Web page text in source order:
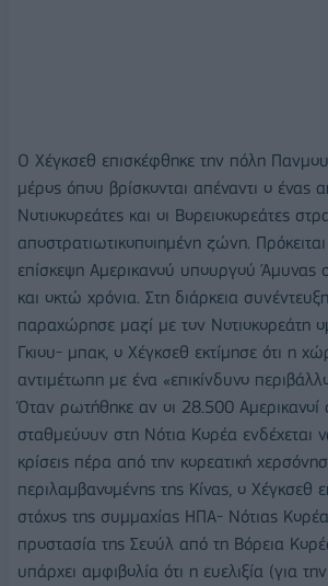
Ο Χέγκσεθ επισκέφθηκε την πόλη
μέρος όπου βρίσκονται απέναντι ο ένας
Νοτιοκορεάτες και οι Βορειοκορεάτες
αποστρατιωτικοποιημένη ζώνη.
επίσκεψη Αμερικανού υπουργού Άμυνας
και οκτώ χρόνια. Στη διάρκεια
παραχώρησε μαζί με τον Νοτιοκορεάτη
Γκιου- μπακ, ο Χέγκσεθ εκτίμησε ότι η
αντιμέτωπη με ένα «επικίνδυνο
Όταν ρωτήθηκε αν οι 28.500 Αμερικανοί
σταθμεύουν στη Νότια Κορέα ενδέχεται
κρίσεις πέρα από την κορεατική
περιλαμβανομένης της Κίνας, ο Χέγκσεθ
στόχος της συμμαχίας ΗΠΑ- Νότιας
προστασία της Σεούλ από τη Βόρεια
υπάρχει αμφιβολία ότι η ευελιξία (για